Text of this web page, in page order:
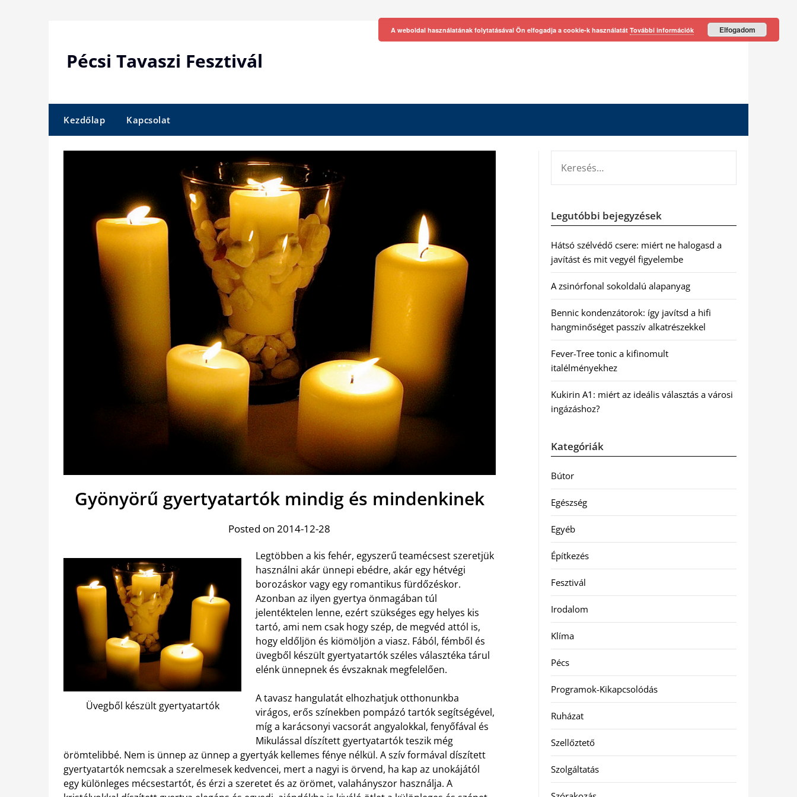
Pécsi Tavaszi Fesztivál
Kezdőlap Kapcsolat
Gyönyörű gyertyatartók mindig és mindenkinek
Posted on 2014-12-28
Üvegből készült gyertyatartók
Legtöbben a kis fehér, egyszerű teamécsest szeretjük
használni akár ünnepi ebédre, akár egy hétvégi
borozáskor vagy egy romantikus fürdőzéskor.
Azonban az ilyen gyertya önmagában túl
jelentéktelen lenne, ezért szükséges egy helyes kis
tartó, ami nem csak hogy szép, de megvéd attól is,
hogy eldőljön és kiömöljön a viasz. Fából, fémből és
üvegből készült gyertyatartók széles választéka tárul
elénk ünnepnek és évszaknak megfelelően.
A tavasz hangulatát elhozhatjuk otthonunkba
virágos, erős színekben pompázó tartók segítségével,
míg a karácsonyi vacsorát angyalokkal, fenyőfával és
Mikulással díszített gyertyatartók teszik még
örömtelibbé. Nem is ünnep az ünnep a gyertyák kellemes fénye nélkül. A szív formával díszített
gyertyatartók nemcsak a szerelmesek kedvencei, mert a nagyi is örvend, ha kap az unokájától
egy különleges mécsestartót, és érzi a szeretet és az örömet, valahányszor használja. A
Legutóbbi bejegyzések
Hátsó szélvédő csere: miért ne halogasd a
javítást és mit vegyél figyelembe
A zsinórfonal sokoldalú alapanyag
Bennic kondenzátorok: így javítsd a hifi
hangminőséget passzív alkatrészekkel
Fever-Tree tonic a kifinomult
italélményekhez
Kukirin A1: miért az ideális választás a városi
ingázáshoz?
Kategóriák
Bútor
Egészség
Egyéb
Építkezés
Fesztivál
Irodalom
Klíma
Pécs
Programok-Kikapcsolódás
Ruházat
Szellőztető
Szolgáltatás
A weboldal használatának folytatásával Ön elfogadja a cookie-k használatát További információk Elfogadom